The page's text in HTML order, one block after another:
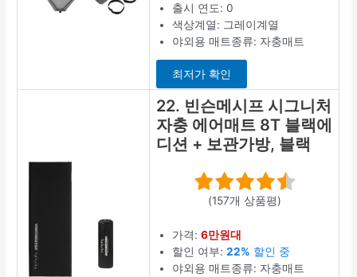
출시 연도: 0
색상계열: 그레이계열
야외용 매트종류: 자충매트
최저가 확인
22. 빈슨메시프 시그니처
자충 에어매트 8T 블랙에
디션 + 보관가방, 블랙
(157개 상품평)
가격:6만원대
할인 여부:22% 할인 중
야외용 매트종류: 자충매트